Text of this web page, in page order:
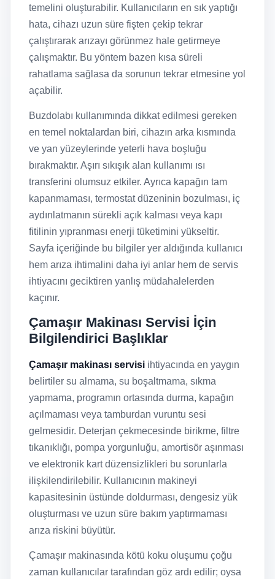
temelini oluşturabilir. Kullanıcıların en sık yaptığı
hata, cihazı uzun süre fişten çekip tekrar
çalıştırarak arızayı görünmez hale getirmeye
çalışmaktır. Bu yöntem bazen kısa süreli
rahatlama sağlasa da sorunun tekrar etmesine yol
açabilir.
Buzdolabı kullanımında dikkat edilmesi gereken
en temel noktalardan biri, cihazın arka kısmında
ve yan yüzeylerinde yeterli hava boşluğu
bırakmaktır. Aşırı sıkışık alan kullanımı ısı
transferini olumsuz etkiler. Ayrıca kapağın tam
kapanmaması, termostat düzeninin bozulması, iç
aydınlatmanın sürekli açık kalması veya kapı
fitilinin yıpranması enerji tüketimini yükseltir.
Sayfa içeriğinde bu bilgiler yer aldığında kullanıcı
hem arıza ihtimalini daha iyi anlar hem de servis
ihtiyacını geciktiren yanlış müdahalelerden
kaçınır.
Çamaşır Makinası Servisi İçin
Bilgilendirici Başlıklar
Çamaşır makinası servisi ihtiyacında en yaygın
belirtiler su almama, su boşaltmama, sıkma
yapmama, programın ortasında durma, kapağın
açılmaması veya tamburdan vuruntu sesi
gelmesidir. Deterjan çekmecesinde birikme, filtre
tıkanıklığı, pompa yorgunluğu, amortisör aşınması
ve elektronik kart düzensizlikleri bu sorunlarla
ilişkilendirilebilir. Kullanıcının makineyi
kapasitesinin üstünde doldurması, dengesiz yük
oluşturması ve uzun süre bakım yaptırmaması
arıza riskini büyütür.
Çamaşır makinasında kötü koku oluşumu çoğu
zaman kullanıcılar tarafından göz ardı edilir; oysa